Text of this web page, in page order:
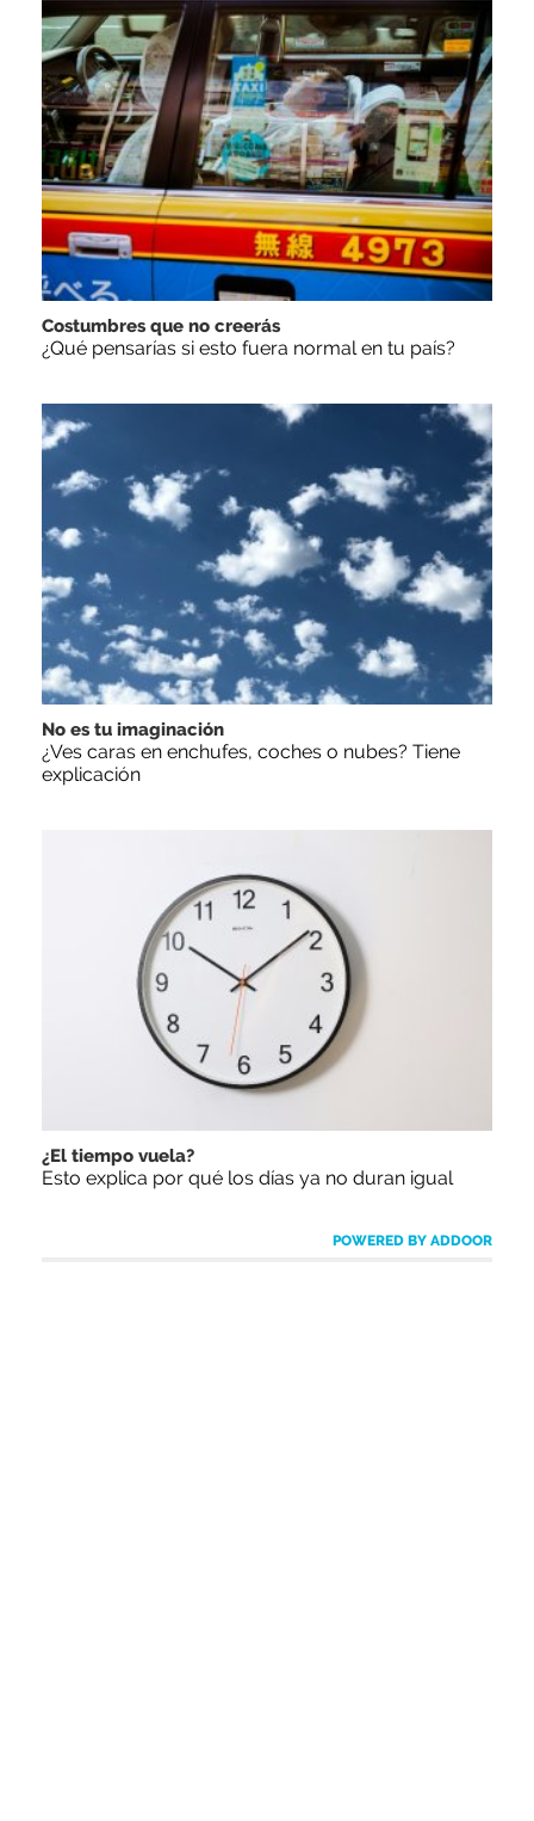
Costumbres que no creerás
¿Qué pensarías si esto fuera normal en tu país?
No es tu imaginación
¿Ves caras en enchufes, coches o nubes? Tiene
explicación
¿El tiempo vuela?
Esto explica por qué los días ya no duran igual
POWERED BY ADDOOR